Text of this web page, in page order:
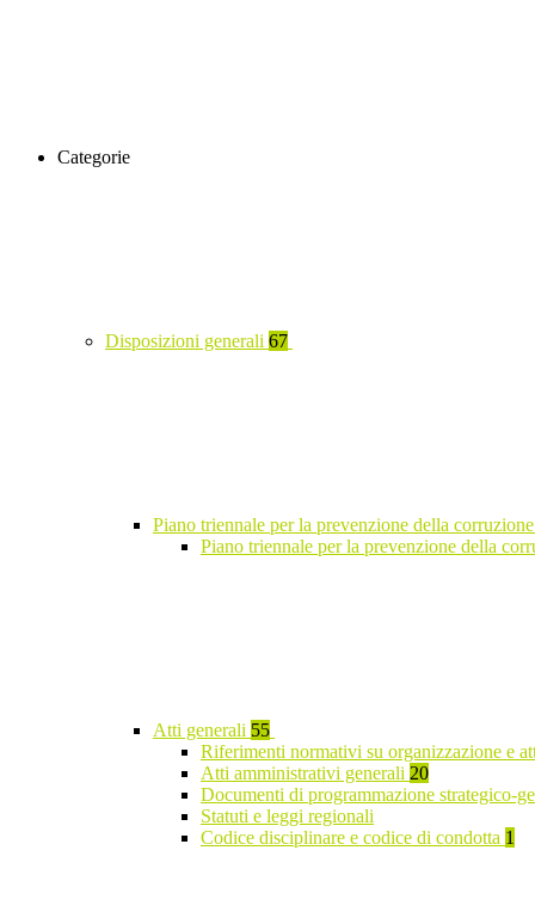
Categorie
Disposizioni generali 67
Piano triennale per la prevenzione della
Piano triennale per la prevenzione della
Atti generali 55
Riferimenti normativi su organizzazione e
Atti amministrativi generali 20
Documenti di programmazione strategico-
Statuti e leggi regionali
Codice disciplinare e codice di condotta 1